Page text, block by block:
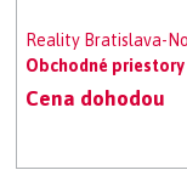
Reality Bratislava-
Obchodné priestory
Cena dohodou